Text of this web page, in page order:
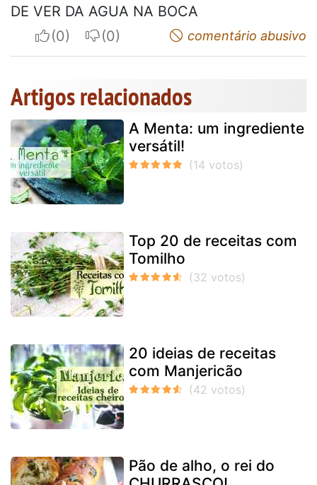
DE VER DA AGUA NA BOCA
I apreciateI do not appreciatecomentário abusivo
Artigos relacionados
A Menta: um ingrediente
versátil!
Top 20 de receitas com
Tomilho
20 ideias de receitas
com Manjericão
Pão de alho, o rei do